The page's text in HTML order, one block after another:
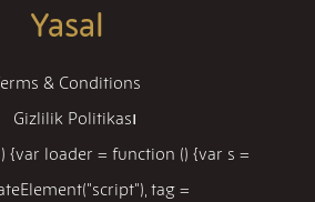
Yasal
& Conditions
Gizlilik Politikası
{var loader = function () {var s =
tag =